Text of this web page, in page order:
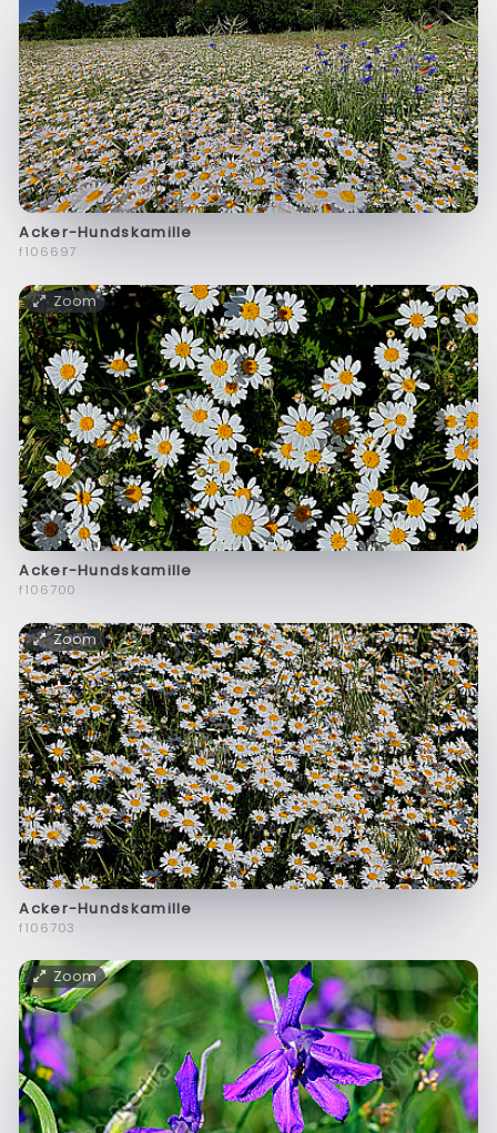
Acker-Hundskamille
f106697
Zoom
Acker-Hundskamille
f106700
Zoom
Acker-Hundskamille
f106703
Zoom